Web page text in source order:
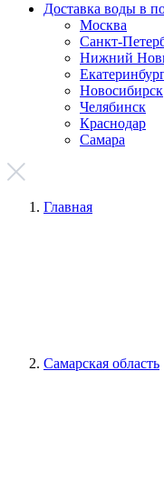
Доставка воды в
Москва
Санкт-
Нижний
Новосибирск
Челябинск
Краснодар
Самара
Главная
Самарская область